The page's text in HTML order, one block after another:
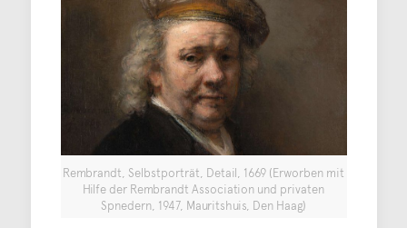
Rembrandt, Selbstporträt, Detail, 1669 (Erworben mit
Hilfe der Rembrandt Association und privaten
Spnedern, 1947, Mauritshuis, Den Haag)